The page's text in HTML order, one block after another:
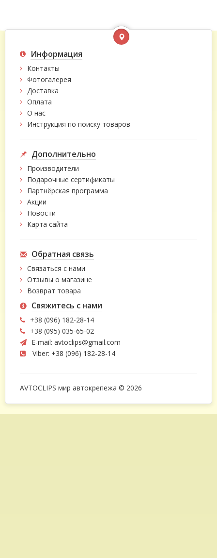
Информация
Контакты
Фотогалерея
Доставка
Оплата
О нас
Инструкция по поиску товаров
Дополнительно
Производители
Подарочные сертификаты
Партнёрская программа
Акции
Новости
Карта сайта
Обратная связь
Связаться с нами
Отзывы о магазине
Возврат товара
Свяжитесь с нами
+38 (096) 182-28-14
+38 (095) 035-65-02
E-mail: avtoclips@gmail.com
Viber: +38 (096) 182-28-14
AVTOCLIPS мир автокрепежа © 2026